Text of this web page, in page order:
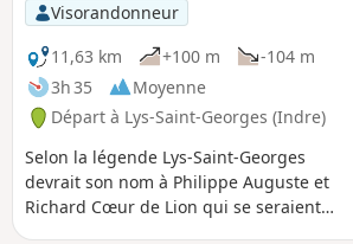
Visorandonneur
11,63 km
+100 m
-104 m
3h 35
Moyenne
Départ à Lys-Saint-Georges (Indre)
Selon la légende Lys-Saint-Georges
devrait son nom à Philippe Auguste et
Richard Cœur de Lion qui se seraient